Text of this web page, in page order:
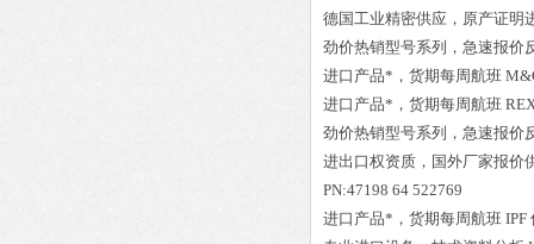
德国工业精密供应，原产证明
劲价热销型号系列，急速报价
进口产品*，货期每周航班
进口产品*，货期每周航班
劲价热销型号系列，急速报价
进出口权资质，国外厂家报价
PN:47198 64 522769
进口产品*，货期每周航班 IPF